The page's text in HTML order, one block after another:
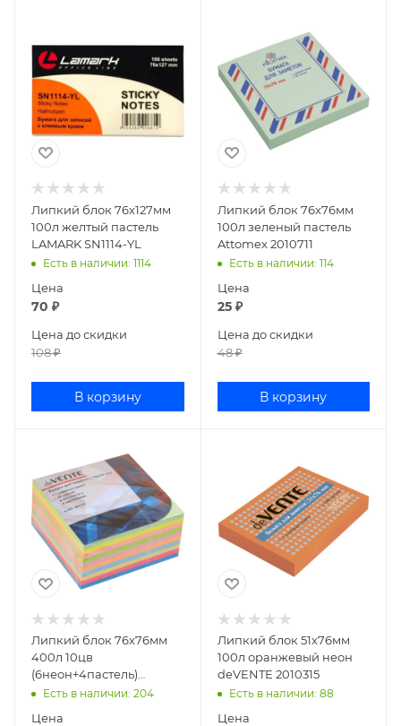
Липкий блок 76х127мм
100л желтый пастель
LAMARK SN1114-YL
Есть в наличии: 1114
Цена
70 ₽
Цена до скидки
108₽
В корзину
Липкий блок 76х76мм
100л зеленый пастель
Attomex 2010711
Есть в наличии: 114
Цена
25₽
Цена до скидки
48₽
В корзину
Липкий блок 76х76мм
400л 10цв
(6неон+4пастель)
deVENTE 2010721
Есть в наличии: 204
Цена
Липкий блок 51х76мм
100л оранжевый неон
deVENTE 2010315
Есть в наличии: 88
Цена